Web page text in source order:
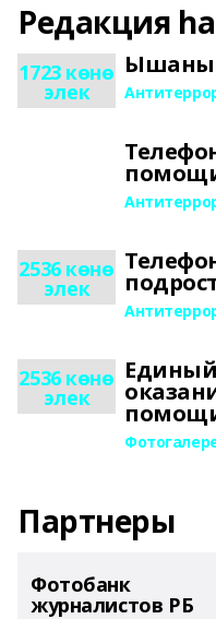
Редакция
1723 көнө
элек
2536 көнө
элек
2536 көнө
элек
Партнеры
Фотобанк
журналистов РБ